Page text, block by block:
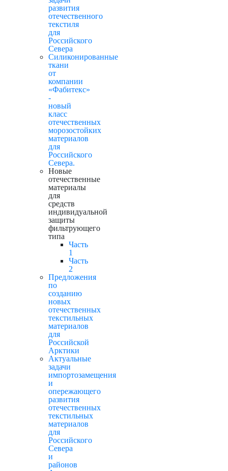
развития
отечественного
текстиля
для
Российского
Севера
Силиконированные
ткани
от
компании
«Фабитекс»
-
новый
класс
отечественных
морозостойких
материалов
для
Российского
Севера.
Новые
отечественные
материалы
для
средств
индивидуальной
защиты
фильтрующего
типа
Часть
1
Часть
2
Предложения
по
созданию
новых
отечественных
текстильных
материалов
для
Российской
Арктики
Актуальные
задачи
импортозамещения
и
опережающего
развития
отечественных
текстильных
материалов
для
Российского
Севера
и
районов